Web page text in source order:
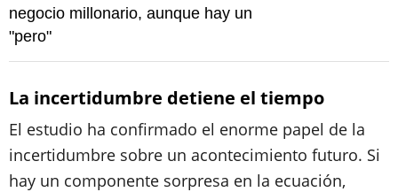
negocio millonario, aunque hay un
"pero"
La incertidumbre detiene el tiempo
El estudio ha confirmado el enorme papel de la
incertidumbre sobre un acontecimiento futuro. Si
hay un componente sorpresa en la ecuación,